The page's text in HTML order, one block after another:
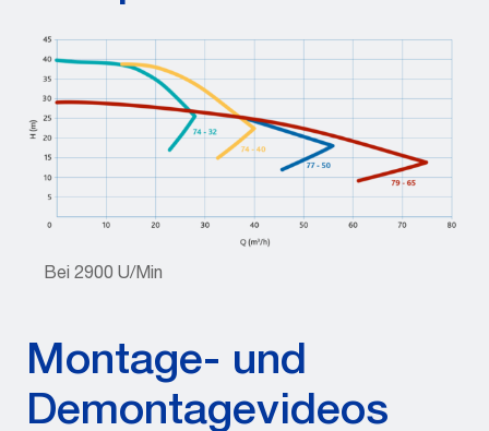
Bei 2900 U/Min
Montage- und
Demontagevideos